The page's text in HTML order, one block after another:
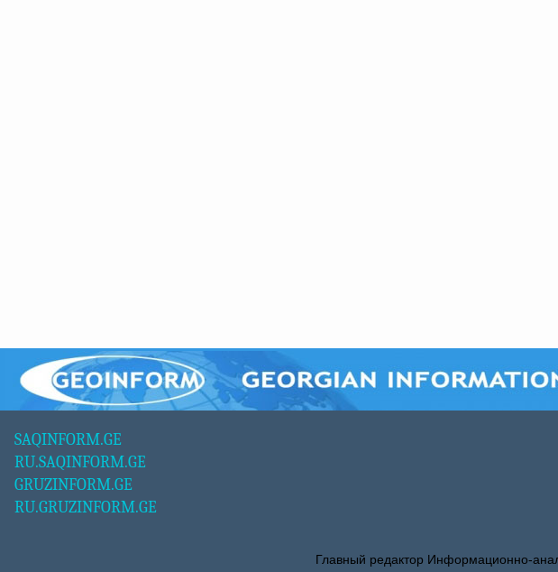
SAQINFORM.GE
RU.SAQINFORM.GE
GRUZINFORM.GE
RU.GRUZINFORM.GE
Главный редактор Информационно-